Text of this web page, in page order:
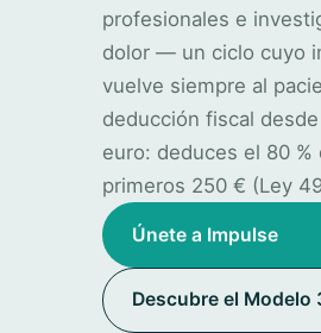
profesionales e
dolor — un ciclo cuyo
vuelve siempre al
deducción fiscal
euro: deduces el 80 %
primeros 250 € (Ley
Únete a Impulse
Descubre el Modelo